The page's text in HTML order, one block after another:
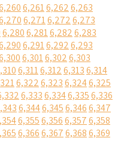
6,2616,2626,263
6,2716,2726,273
6,2806,2816,2826,283
6,2916,2926,293
6,3016,3026,303
6,3116,3126,3136,314
6,3226,3236,3246,325
6,3336,3346,3356,336
6,3446,3456,3466,347
6,3556,3566,3576,358
6,3666,3676,3686,369